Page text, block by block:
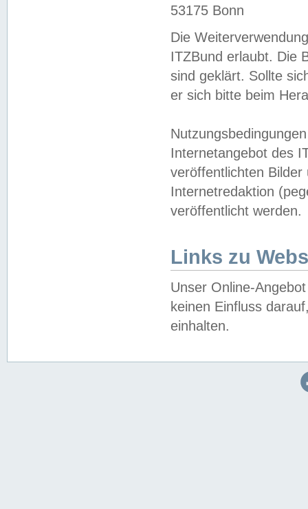
53175 Bonn
Die
ITZBund erlaubt. Die
sind geklärt. Sollte
er sich bitte beim
Internetangebot des
veröffentlichten
Internetredaktion
veröffentlicht werden.
Links zu
Unser Online-
keinen Einfluss
einhalten.